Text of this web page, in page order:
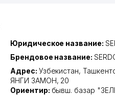
Юридическое название:
Брендовое название:
Адрес: Узбекистан,
ЯНГИ ЗАМОН, 20
Ориентир: бывш. базар